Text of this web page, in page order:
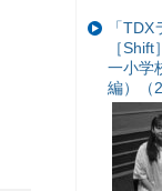
「
［
一小学
編）（